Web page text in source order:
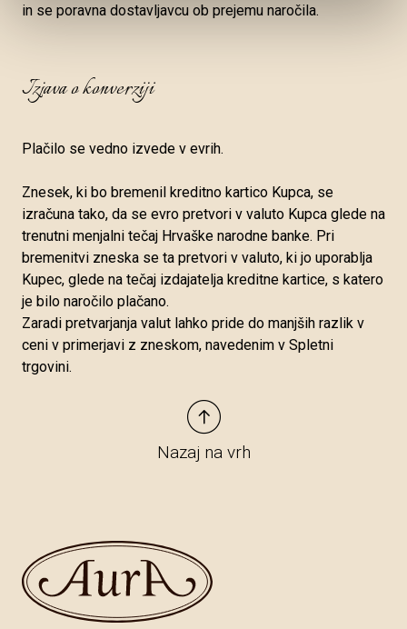
in se poravna dostavljavcu ob prejemu naročila.
Izjava o konverziji
Plačilo se vedno izvede v evrih.
Znesek, ki bo bremenil kreditno kartico Kupca, se
izračuna tako, da se evro pretvori v valuto Kupca glede na
trenutni menjalni tečaj Hrvaške narodne banke. Pri
bremenitvi zneska se ta pretvori v valuto, ki jo uporablja
Kupec, glede na tečaj izdajatelja kreditne kartice, s katero
je bilo naročilo plačano.
Zaradi pretvarjanja valut lahko pride do manjših razlik v
ceni v primerjavi z zneskom, navedenim v Spletni
trgovini.
Nazaj na vrh